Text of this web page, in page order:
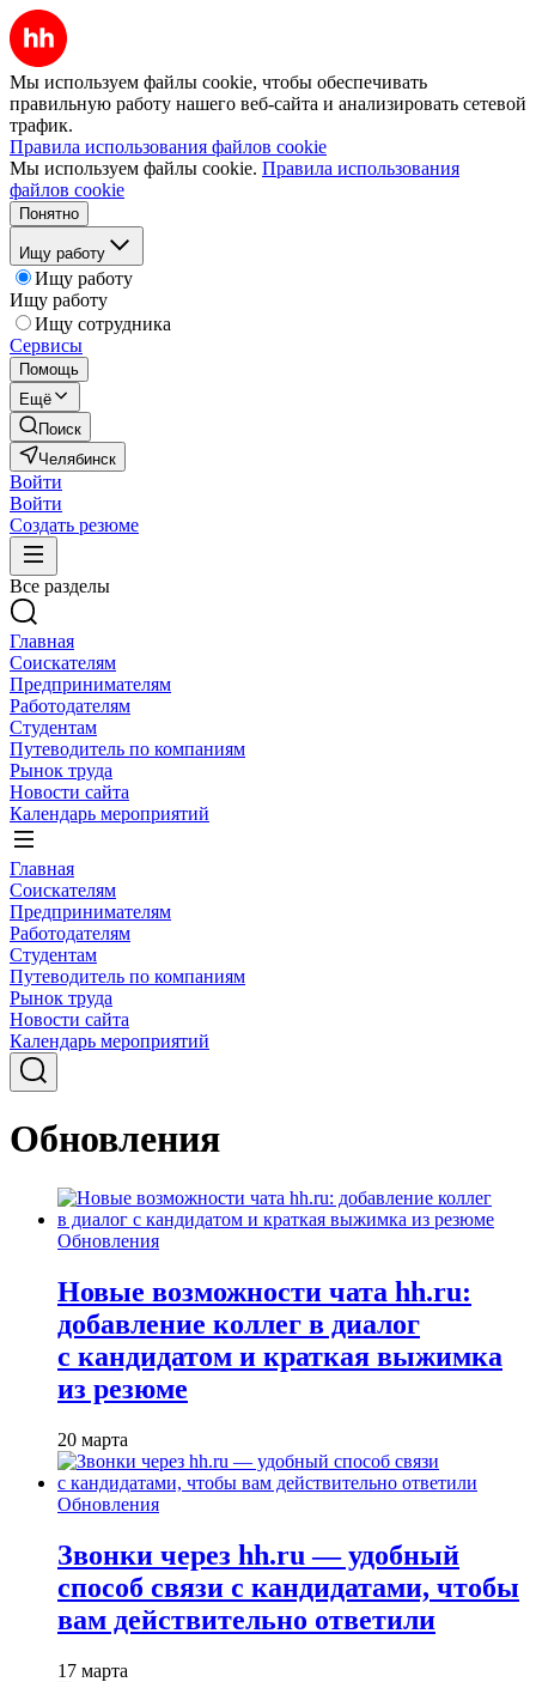
Мы используем файлы cookie, чтобы обеспечивать
правильную работу нашего веб-сайта и анализировать сетевой
трафик.
Правила использования файлов cookie
Мы используем файлы cookie. Правила использования
файлов cookie
Понятно
Ищу работу
Ищу работу
Ищу работу
Ищу сотрудника
Сервисы
Помощь
Ещё
Поиск
Челябинск
Войти
Войти
Создать резюме
Все разделы
Главная
Соискателям
Предпринимателям
Работодателям
Студентам
Путеводитель по компаниям
Рынок труда
Новости сайта
Календарь мероприятий
Главная
Соискателям
Предпринимателям
Работодателям
Студентам
Путеводитель по компаниям
Рынок труда
Новости сайта
Календарь мероприятий
Обновления
Обновления
Новые возможности чата hh.ru:
добавление коллег в диалог
с кандидатом и краткая выжимка
из резюме
20 марта
Обновления
Звонки через hh.ru — удобный
способ связи с кандидатами, чтобы
вам действительно ответили
17 марта